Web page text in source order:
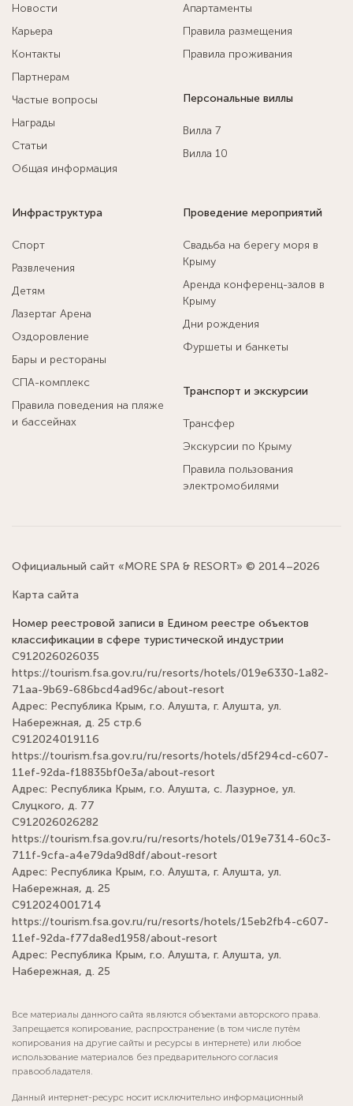
Новости
Карьера
Контакты
Партнерам
Частые вопросы
Награды
Статьи
Общая информация
Апартаменты
Правила размещения
Правила проживания
Персональные виллы
Вилла 7
Вилла 10
Инфраструктура
Спорт
Развлечения
Детям
Лазертаг Арена
Оздоровление
Бары и рестораны
СПА-комплекс
Правила поведения на пляже
и бассейнах
Проведение мероприятий
Свадьба на берегу моря в
Крыму
Аренда конференц-залов в
Крыму
Дни рождения
Фуршеты и банкеты
Транспорт и экскурсии
Трансфер
Экскурсии по Крыму
Правила пользования
электромобилями
Официальный сайт «MORE SPA & RESORT» © 2014–2026
Карта сайта
Номер реестровой записи в Едином реестре объектов
классификации в сфере туристической индустрии
С912026026035
https://tourism.fsa.gov.ru/ru/resorts/hotels/019e6330-1a82-
71aa-9b69-686bcd4ad96c/about-resort
Адрес: Республика Крым, г.о. Алушта, г. Алушта, ул.
Набережная, д. 25 стр.6
С912024019116
https://tourism.fsa.gov.ru/ru/resorts/hotels/d5f294cd-c607-
11ef-92da-f18835bf0e3a/about-resort
Адрес: Республика Крым, г.о. Алушта, с. Лазурное, ул.
Слуцкого, д. 77
С912026026282
https://tourism.fsa.gov.ru/ru/resorts/hotels/019e7314-60c3-
711f-9cfa-a4e79da9d8df/about-resort
Адрес: Республика Крым, г.о. Алушта, г. Алушта, ул.
Набережная, д. 25
С912024001714
https://tourism.fsa.gov.ru/ru/resorts/hotels/15eb2fb4-c607-
11ef-92da-f77da8ed1958/about-resort
Адрес: Республика Крым, г.о. Алушта, г. Алушта, ул.
Набережная, д. 25
Все материалы данного сайта являются объектами авторского права.
Запрещается копирование, распространение (в том числе путём
копирования на другие сайты и ресурсы в интернете) или любое
использование материалов без предварительного согласия
правообладателя.
Данный интернет-ресурс носит исключительно информационный